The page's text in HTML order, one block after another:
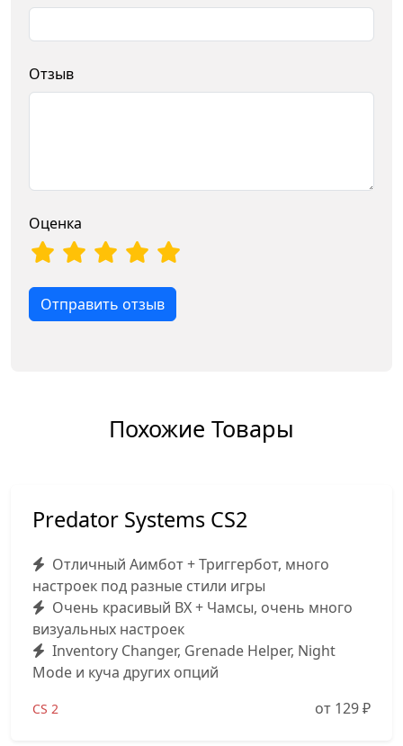
Отзыв
Оценка
Отправить отзыв
Похожие Товары
Predator Systems CS2
Отличный Аимбот + Триггербот, много
настроек под разные стили игры
Очень красивый ВХ + Чамсы, очень много
визуальных настроек
Inventory Changer, Grenade Helper, Night
Mode и куча других опций
CS 2 от 129₽